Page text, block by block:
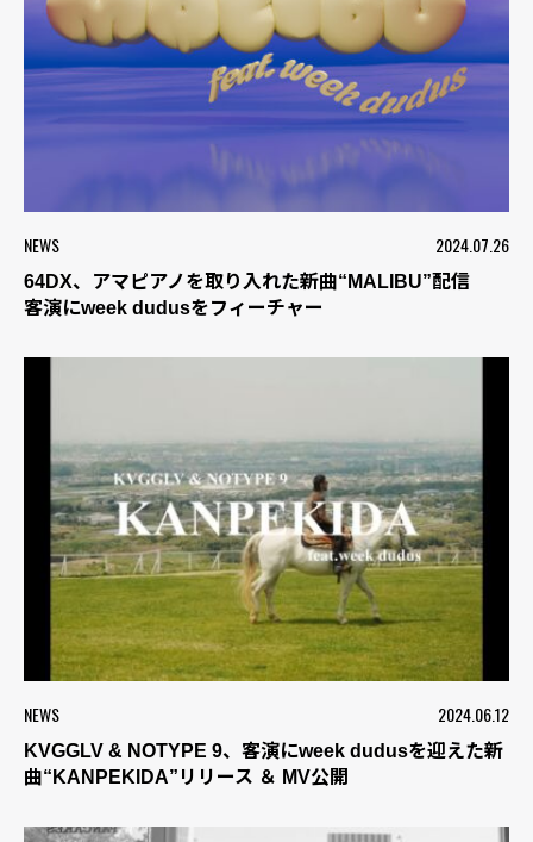
NEWS 2024.07.26
64DX、アマピアノを取り入れた新曲“MALIBU”配信
客演にweek dudusをフィーチャー
NEWS 2024.06.12
KVGGLV & NOTYPE 9、客演にweek dudusを迎えた新
曲“KANPEKIDA”リリース ＆ MV公開